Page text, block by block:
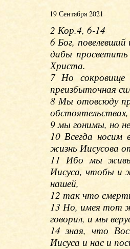
19 Сентября 2021
2 Кор.4, 6-14
6 Бог,
дабы
Христа.
7 Но сокровище
преизбыточная
8 Мы отовсюду
9 мы гонимы, но
10 Всегда
жизнь Иисусова
11 Ибо мы
Иисуса, чтобы и
нашей,
12 так что
13 Но, имея тот
говорил, и мы
14 зная, что
Иисуса и нас и